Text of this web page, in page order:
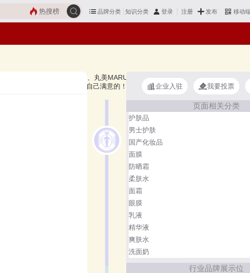
品牌分类 知识分类 登录 注册 发布 移动
热搜榜
、百雀羚PECHOIN、谷雨、丸美MARUBI、欧诗漫OSM、可复美、溪木源等，
好？您可以多比较，选择自己满意的！国产护肤品品牌主要属于商标分类的第
企业入驻 我要投票
页面相关分类
护肤品
男士护肤
国产化妆品
面膜
防晒霜
柔肤水
面霜
眼膜
乳液
精华液
爽肤水
洗面奶
行业品牌展示位